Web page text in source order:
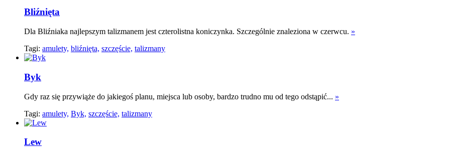
Bliźnięta
Dla Bliźniaka najlepszym talizmanem jest czterolistna koniczynka. Szczególnie znaleziona w czerwcu. »
Tagi: amulety, bliźnięta, szczęście, talizmany
Byk
Gdy raz się przywiąże do jakiegoś planu, miejsca lub osoby, bardzo trudno mu od tego odstąpić... »
Tagi: amulety, Byk, szczęście, talizmany
Lew